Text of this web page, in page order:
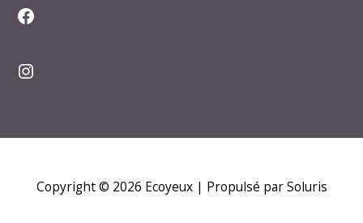
Facebook
Instagram
Copyright © 2026 Ecoyeux| Propulsé par Soluris